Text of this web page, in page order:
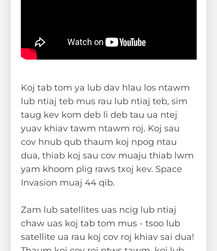
Koj tab tom ya lub dav hlau los ntawm
lub ntiaj teb mus rau lub ntiaj teb, sim
taug kev kom deb li deb tau ua ntej
yuav khiav tawm ntawm roj. Koj sau
cov hnub qub thaum koj npog ntau
dua, thiab koj sau cov muaju thiab lwm
yam khoom plig raws txoj kev. Space
Invasion muaj 44 qib.
Zam lub satellites uas ncig lub ntiaj
chaw uas koj tab tom mus - tsoo lub
satellite ua rau koj cov roj khiav sai dua!